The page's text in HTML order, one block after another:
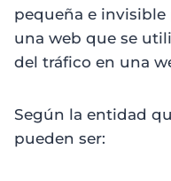
pequeña e invisible
una web que se
del tráfico en una
Según la entidad
pueden ser: